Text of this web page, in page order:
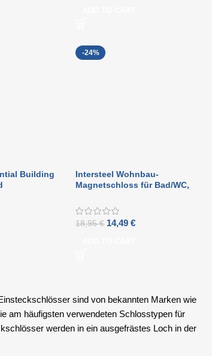
Building
-24%
Intersteel Wohnbau-
Magnetschloss für Bad/WC,
abgerundetem Edelstahl
18,95€ 14,49€
sind von bekannten Marken wie
am häufigsten verwendeten Schlosstypen für
werden in ein ausgefrästes Loch in der